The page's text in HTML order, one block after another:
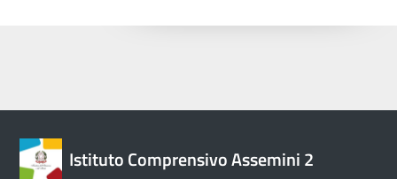
Istituto Comprensivo Assemini 2